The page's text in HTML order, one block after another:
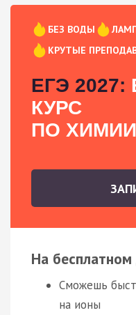
БЕЗ ВОДЫ
КРУТЫЕ
ЕГЭ 2027:
КУРС
ПО ХИМИИ
На
Сможешь
на ионы